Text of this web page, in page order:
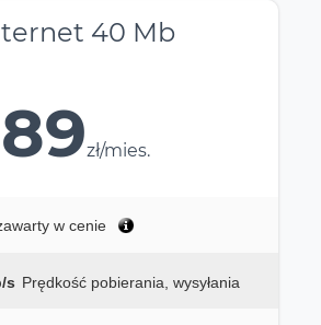
40 Mb
89zł/mies.
w cenie
s Prędkość pobierania, wysyłania